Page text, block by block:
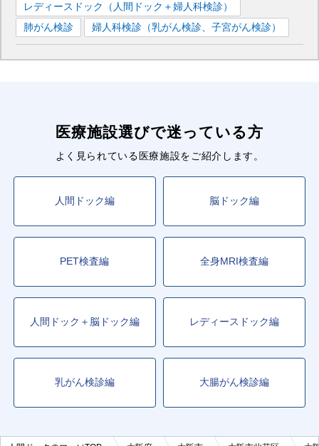
レディースドック（人間ドック＋婦人科検診）
肺がん検診
婦人科検診（乳がん検診、子宮がん検診）
医療施設選びで迷っている方
よく見られている医療施設をご紹介します。
人間ドック編 脳ドック編
PET検査編 全身MRI検査編
人間ドック＋脳ドック編 レディースドック編
乳がん検診編 大腸がん検診編